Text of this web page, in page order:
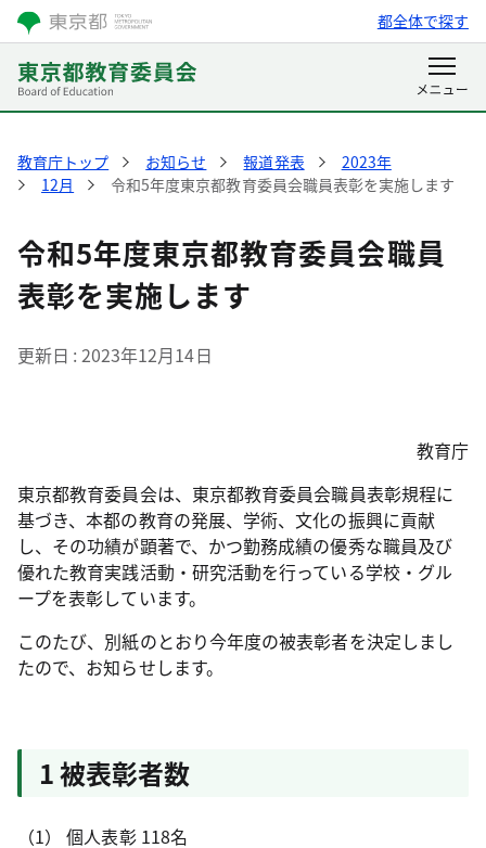
都全体で探す
教育庁トップ お知らせ 報道発表
2023年
12月
令和5年度東京都教育委員会職員表彰を実施します
令和5年度東京都教育委員会職員
表彰を実施します
更新日 2023年12月14日
教育庁
東京都教育委員会は、東京都教育委員会職員表彰規程に
基づき、本都の教育の発展、学術、文化の振興に貢献
し、その功績が顕著で、かつ勤務成績の優秀な職員及び
優れた教育実践活動・研究活動を行っている学校・グル
ープを表彰しています。
このたび、別紙のとおり今年度の被表彰者を決定しまし
たので、お知らせします。
1 被表彰者数
（1） 個人表彰 118名